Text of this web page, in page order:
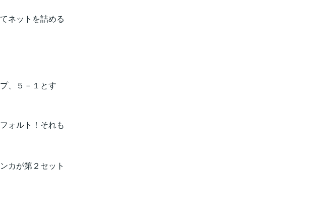
ネットを詰める
、５－１とす
ォルト！それも
カが第２セット